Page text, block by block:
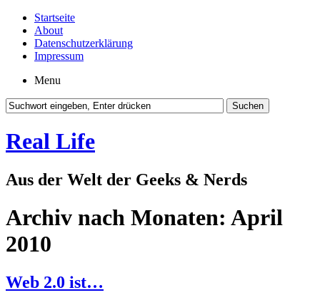
Startseite
About
Datenschutzerklärung
Impressum
Menu
Real Life
Aus der Welt der Geeks & Nerds
Archiv nach Monaten: April
2010
Web 2.0 ist…